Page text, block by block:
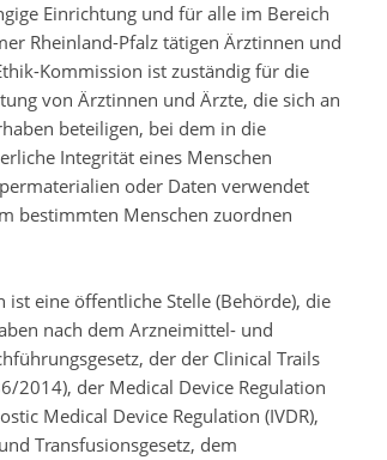
Einrichtung und für alle im Bereich
Rheinland-Pfalz tätigen Ärztinnen und
Kommission ist zuständig für die
von Ärztinnen und Ärzte, die sich an
beteiligen, bei dem in die
Integrität eines Menschen
oder Daten verwendet
bestimmten Menschen zuordnen
ist eine öffentliche Stelle (Behörde), die
nach dem Arzneimittel- und
der der Clinical Trails
2014), der Medical Device Regulation
Medical Device Regulation (IVDR),
Transfusionsgesetz, dem